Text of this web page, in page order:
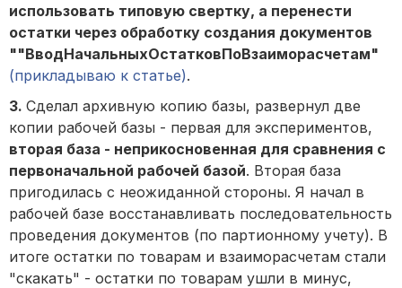
использовать типовую свертку, а перенести
остатки через обработку создания документов
""ВводНачальныхОстатковПоВзаиморасчетам"
(прикладываю к статье).
3. Сделал архивную копию базы, развернул две
копии рабочей базы - первая для экспериментов,
вторая база - неприкосновенная для сравнения с
первоначальной рабочей базой. Вторая база
пригодилась с неожиданной стороны. Я начал в
рабочей базе восстанавливать последовательность
проведения документов (по партионному учету). В
итоге остатки по товарам и взаиморасчетам стали
"скакать" - остатки по товарам ушли в минус,